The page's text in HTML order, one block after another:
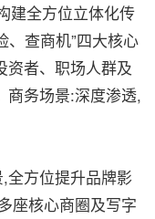
建全方位立体化传
、查商机”四大核心
资者、职场人群及
商务场景:深度渗透,
方位提升品牌影
座核心商圈及写字